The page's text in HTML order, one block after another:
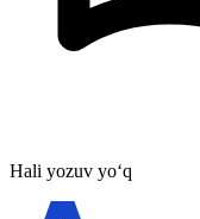
Hali yozuv yo‘q